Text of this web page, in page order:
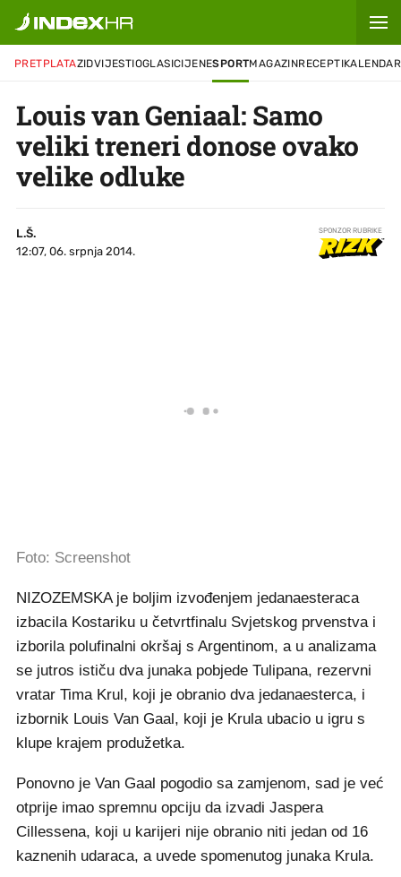
PRETPLATAZIDVIJESTIOGLASICIJENESPORTMAGAZINRECEPTIKALENDAR
Louis van Geniaal: Samo
veliki treneri donose ovako
velike odluke
L.Š.
12:07, 06. srpnja 2014.
SPONZOR RUBRIKE
Foto: Screenshot
NIZOZEMSKA je boljim izvođenjem jedanaesteraca
izbacila Kostariku u četvrtfinalu Svjetskog prvenstva i
izborila polufinalni okršaj s Argentinom, a u analizama
se jutros ističu dva junaka pobjede Tulipana, rezervni
vratar Tima Krul, koji je obranio dva jedanaesterca, i
izbornik Louis Van Gaal, koji je Krula ubacio u igru s
klupe krajem produžetka.
Ponovno je Van Gaal pogodio sa zamjenom, sad je već
otprije imao spremnu opciju da izvadi Jaspera
Cillessena, koji u karijeri nije obranio niti jedan od 16
kaznenih udaraca, a uvede spomenutog junaka Krula.